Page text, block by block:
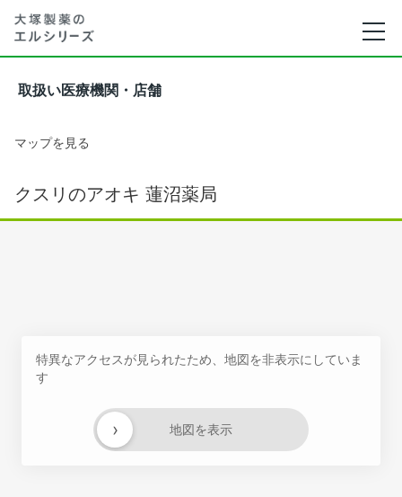
取扱い医療機関・店舗
マップを見る
クスリのアオキ 蓮沼薬局
特異なアクセスが見られたため、地図を非表示にしていま
す
地図を表示
›